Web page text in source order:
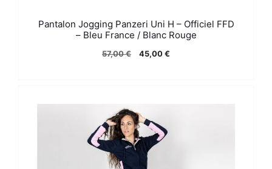
Pantalon Jogging Panzeri Uni H – Officiel FFD
– Bleu France / Blanc Rouge
57,00€
Le
57,00 €.
45,00 €